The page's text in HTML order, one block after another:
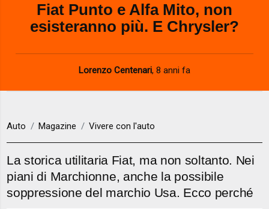
Fiat Punto e Alfa Mito, non
esisteranno più. E Chrysler?
Lorenzo Centenari, 8 anni fa
Auto Magazine Vivere con l'auto
La storica utilitaria Fiat, ma non soltanto. Nei
piani di Marchionne, anche la possibile
soppressione del marchio Usa. Ecco perché